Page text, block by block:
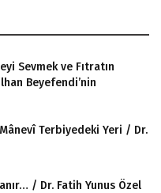
Sevmek ve Fıtratın
Beyefendi’nin
Terbiyedeki Yeri / Dr.
/ Dr. Fatih Yunus Özel